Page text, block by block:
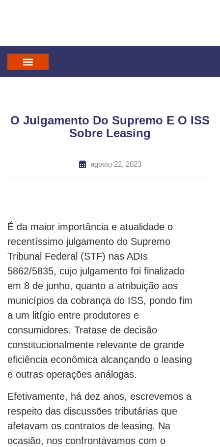
O Julgamento Do Supremo E O ISS
Sobre Leasing
agosto 22, 2023
É da maior importância e atualidade o
recentíssimo julgamento do Supremo
Tribunal Federal (STF) nas ADIs
5862/5835, cujo julgamento foi finalizado
em 8 de junho, quanto a atribuição aos
municípios da cobrança do ISS, pondo fim
a um litígio entre produtores e
consumidores. Tratase de decisão
constitucionalmente relevante de grande
eficiência econômica alcançando o leasing
e outras operações análogas.
Efetivamente, há dez anos, escrevemos a
respeito das discussões tributárias que
afetavam os contratos de leasing. Na
ocasião, nos confrontávamos com o